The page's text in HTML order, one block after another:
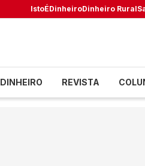
IstoÉDinheiroDinheiro Rural
DINHEIRO REVISTA